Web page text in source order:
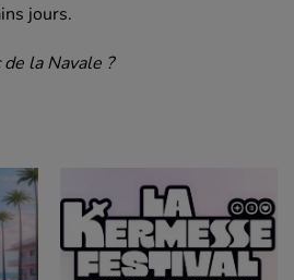
jours.
la Navale ?